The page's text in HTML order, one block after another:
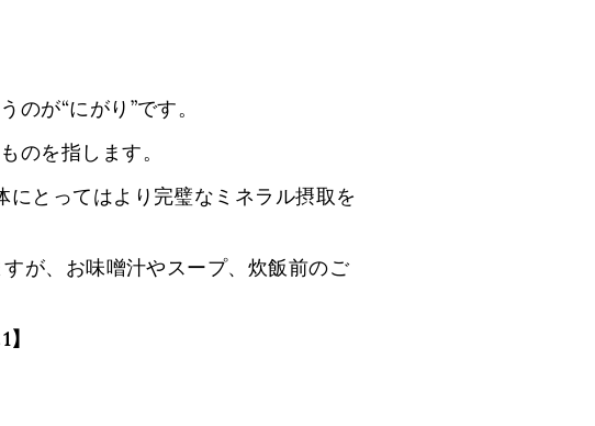
が“にがり”です。
のを指します。
とってはより完璧なミネラル摂取を
が、お味噌汁やスープ、炊飯前のご